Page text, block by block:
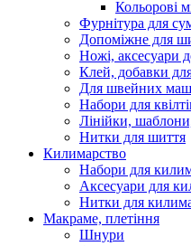
Кольорові
Фурнітура для
Допоміжне для
Ножі, аксесуари
Клей, добавки
Для швейних
Набори для
Лінійки,
Нитки для шиття
Килимарство
Набори для
Аксесуари для
Нитки для
Макраме, плетіння
Шнури